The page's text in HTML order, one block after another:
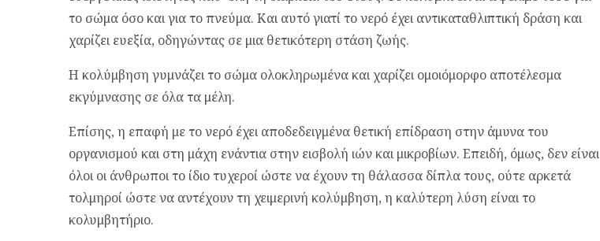
το σώμα όσο και για το πνεύμα. Και αυτό γιατί το νερό έχει αντικαταθλιπτική δράση και
χαρίζει ευεξία, οδηγώντας σε μια θετικότερη στάση ζωής.
Η κολύμβηση γυμνάζει το σώμα ολοκληρωμένα και χαρίζει ομοιόμορφο αποτέλεσμα
εκγύμνασης σε όλα τα μέλη.
Επίσης, η επαφή με το νερό έχει αποδεδειγμένα θετική επίδραση στην άμυνα του
οργανισμού και στη μάχη ενάντια στην εισβολή ιών και μικροβίων. Επειδή, όμως, δεν είναι
όλοι οι άνθρωποι το ίδιο τυχεροί ώστε να έχουν τη θάλασσα δίπλα τους, ούτε αρκετά
τολμηροί ώστε να αντέχουν τη χειμερινή κολύμβηση, η καλύτερη λύση είναι το
κολυμβητήριο.